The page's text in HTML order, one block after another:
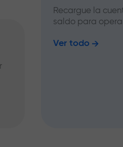
Recargue la
saldo para
Ver todo